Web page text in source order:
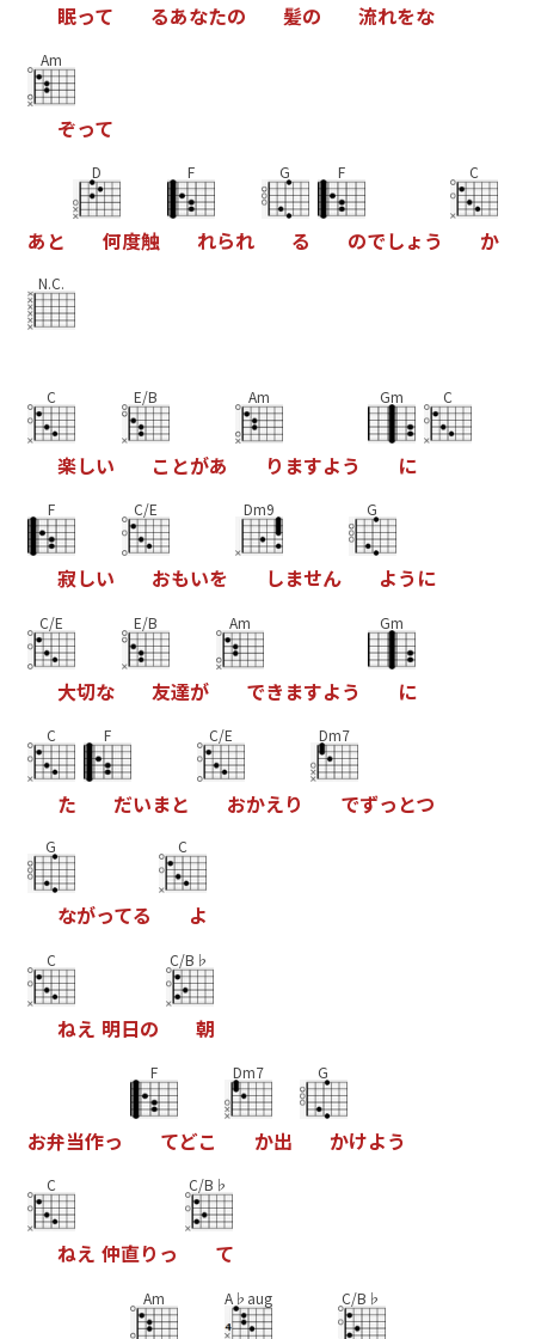
眠って るあなたの 髪の 流れをな
Am
ぞって
あ と
D
何度触
F
れられ
G
る
F
のでしょ う
C
か
N.C.
C
楽しい
E/B
こ とがあ
Am
り ますよう
Gm
に
C
F
寂しい
C/E
おもいを
Dm9
しません
G
よう に
C/E
大切な
E/B
友達が
Am
でき ますよう
Gm
に
C
た
F
だいまと
C/E
おかえり
Dm7
でずっ とつ
G
ながってる
C
よ
C
ねえ 明日の
C/B♭
朝
お弁当作っ
F
てどこ
Dm7
か出
G
かけよう
C
ねえ 仲直り っ
C/B♭
て
Am A♭aug C/B♭